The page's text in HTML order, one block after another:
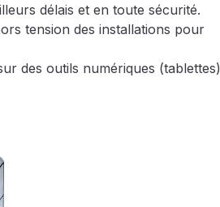
délais et en toute sécurité.
tension des installations pour
des outils numériques (tablettes)